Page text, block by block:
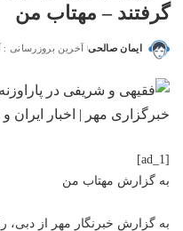
گرفتند – مهتاب من
ایمان صالحی آخرین بروزرسانی : آذر ۲۰,
[ad_1]
به گزارش مهتاب من